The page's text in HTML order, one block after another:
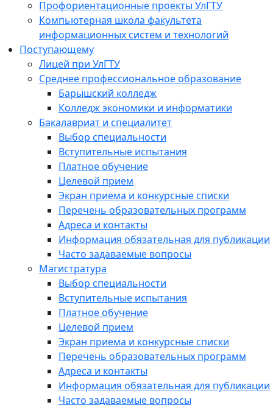
Профориентационные проекты УлГТУ
Компьютерная школа факультета
информационных систем и технологий
Поступающему
Лицей при УлГТУ
Среднее профессиональное образование
Барышский колледж
Колледж экономики и информатики
Бакалавриат и специалитет
Выбор специальности
Вступительные испытания
Платное обучение
Целевой прием
Экран приема и конкурсные списки
Перечень образовательных программ
Адреса и контакты
Информация обязательная для публикации
Часто задаваемые вопросы
Магистратура
Выбор специальности
Вступительные испытания
Платное обучение
Целевой прием
Экран приема и конкурсные списки
Перечень образовательных программ
Адреса и контакты
Информация обязательная для публикации
Часто задаваемые вопросы